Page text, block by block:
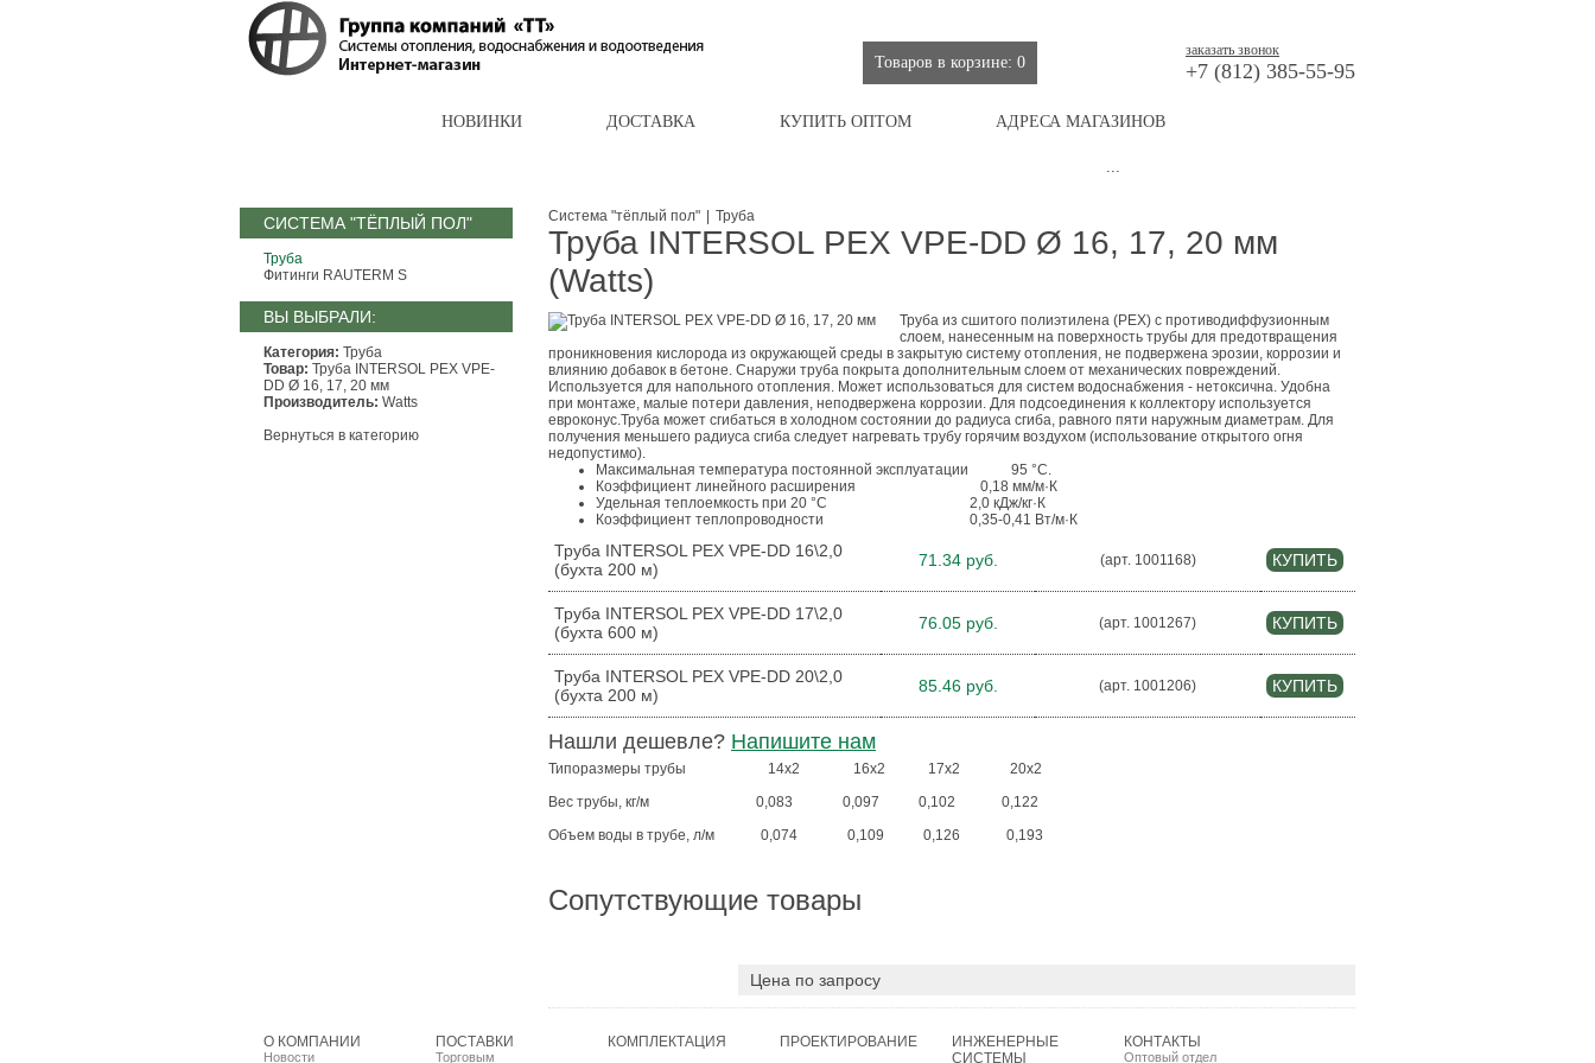
заказать звонок
+7 (812) 385-55-95
Товаров в корзине: 0
НОВИНКИ ДОСТАВКА КУПИТЬ ОПТОМ АДРЕСА МАГАЗИНОВ
СИСТЕМА "ТЁПЛЫЙ ПОЛ"
Труба
Фитинги RAUTERM S
ВЫ ВЫБРАЛИ:
Категория: Труба
Товар: Труба INTERSOL PEX VPE-
DD Ø 16, 17, 20 мм
Производитель: Watts
Вернуться в категорию
Система "тёплый пол" Труба
Труба INTERSOL PEX VPE-DD Ø 16, 17, 20 мм
(Watts)
Труба из сшитого полиэтилена (PEX) с противодиффузионным
слоем, нанесенным на поверхность трубы для предотвращения
проникновения кислорода из окружающей среды в закрытую систему отопления, не подвержена эрозии, коррозии и
влиянию добавок в бетоне. Снаружи труба покрыта дополнительным слоем от механических повреждений.
Используется для напольного отопления. Может использоваться для систем водоснабжения - нетоксична. Удобна
при монтаже, малые потери давления, неподвержена коррозии. Для подсоединения к коллектору используется
евроконус.Труба может сгибаться в холодном состоянии до радиуса сгиба, равного пяти наружным диаметрам. Для
получения меньшего радиуса сгиба следует нагревать трубу горячим воздухом (использование открытого огня
недопустимо).
Максимальная температура постоянной эксплуатации 95 °С.
Коэффициент линейного расширения 0,18 мм/м·К
Удельная теплоемкость при 20 °С 2,0 кДж/кг·К
Коэффициент теплопроводности 0,35-0,41 Вт/м·К
Труба INTERSOL PEX VPE-DD 16\2,0
(бухта 200 м)
71.34 руб. (арт. 1001168)
Труба INTERSOL PEX VPE-DD 17\2,0
(бухта 600 м)
76.05 руб. (арт. 1001267)
Труба INTERSOL PEX VPE-DD 20\2,0
(бухта 200 м)
85.46 руб. (арт. 1001206)
Нашли дешевле? Напишите нам
Типоразмеры трубы 14х2 16х2 17х2 20х2
Вес трубы, кг/м 0,083 0,097 0,102 0,122
Объем воды в трубе, л/м 0,074 0,109 0,126 0,193
Сопутствующие товары
Цена по запросу
О КОМПАНИИ
Новости
ПОСТАВКИ
Торговым
КОМПЛЕКТАЦИЯ ПРОЕКТИРОВАНИЕ
ИНЖЕНЕРНЫЕ
СИСТЕМЫ
КОНТАКТЫ
Оптовый отдел